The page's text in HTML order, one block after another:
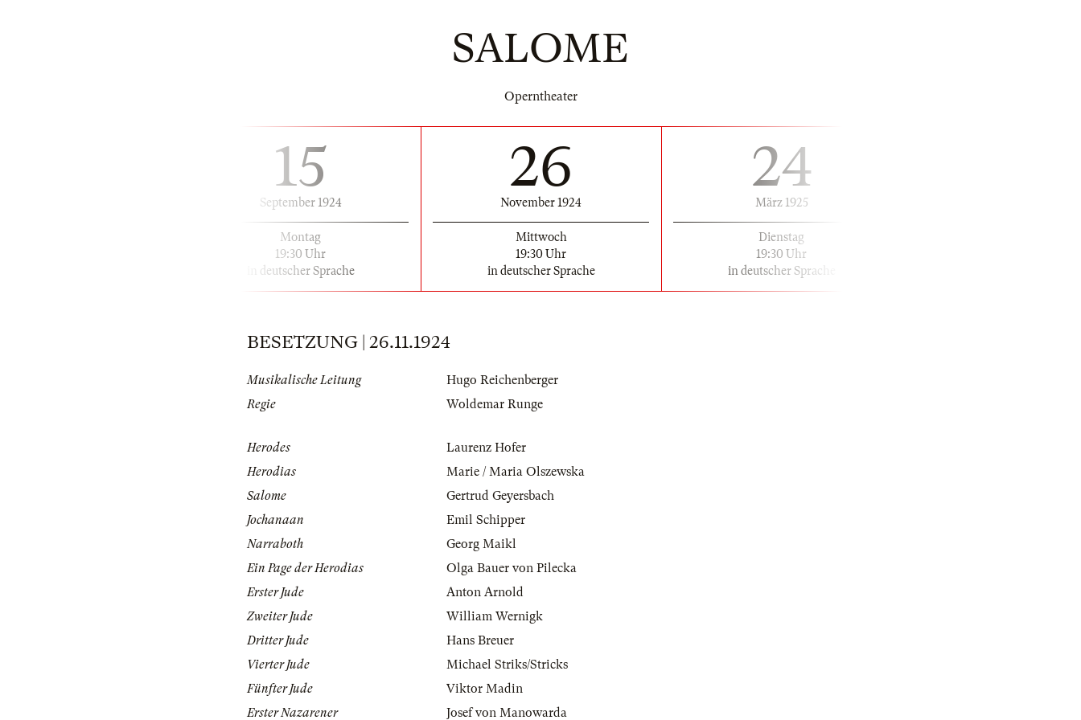
SALOME
Operntheater
15
September 1924
Montag
19:30 Uhr
in deutscher Sprache
26
November 1924
Mittwoch
19:30 Uhr
in deutscher Sprache
24
März 1925
Dienstag
19:30 Uhr
in deutscher Sprache
BESETZUNG | 26.11.1924
Musikalische Leitung
Hugo Reichenberger
Regie
Woldemar Runge
Herodes
Laurenz Hofer
Herodias
Marie / Maria Olszewska
Salome
Gertrud Geyersbach
Jochanaan
Emil Schipper
Narraboth
Georg Maikl
Ein Page der Herodias
Olga Bauer von Pilecka
Erster Jude
Anton Arnold
Zweiter Jude
William Wernigk
Dritter Jude
Hans Breuer
Vierter Jude
Michael Striks/Stricks
Fünfter Jude
Viktor Madin
Erster Nazarener
Josef von Manowarda